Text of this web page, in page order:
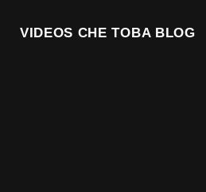
VIDEOS CHE TOBA BLOG